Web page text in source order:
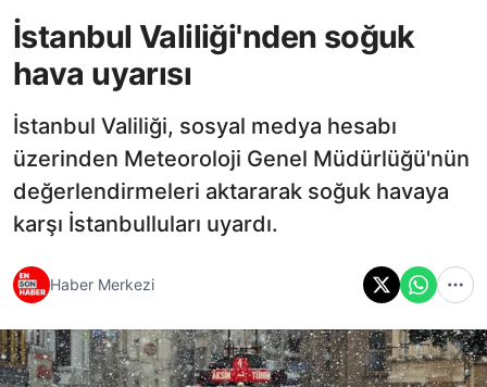
İstanbul Valiliği'nden soğuk
hava uyarısı
İstanbul Valiliği, sosyal medya hesabı
üzerinden Meteoroloji Genel Müdürlüğü'nün
değerlendirmeleri aktararak soğuk havaya
karşı İstanbulluları uyardı.
Haber Merkezi